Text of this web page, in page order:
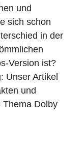
und
sich schon
in der
Version ist?
Unser Artikel
und
Thema Dolby